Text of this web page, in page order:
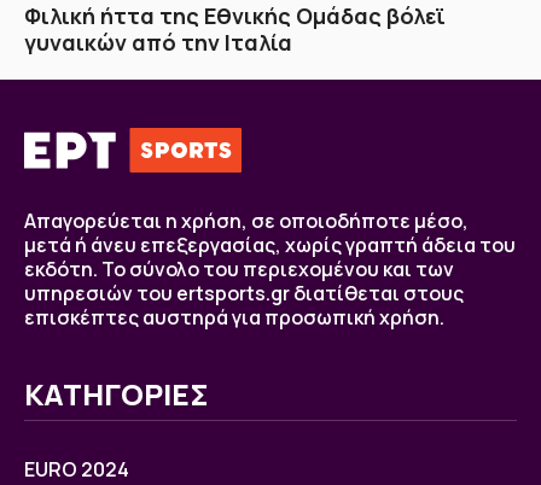
Φιλική ήττα της Εθνικής Ομάδας βόλεϊ
γυναικών από την Ιταλία
Απαγορεύεται η χρήση, σε οποιοδήποτε μέσο,
μετά ή άνευ επεξεργασίας, χωρίς γραπτή άδεια του
εκδότη. Το σύνολο του περιεχομένου και των
υπηρεσιών του ertsports.gr διατίθεται στους
επισκέπτες αυστηρά για προσωπική χρήση.
ΚΑΤΗΓΟΡΙΕΣ
EURO 2024